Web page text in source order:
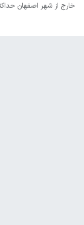
خارج از شهر اصفهان حداکثر 1 الی 2 روز